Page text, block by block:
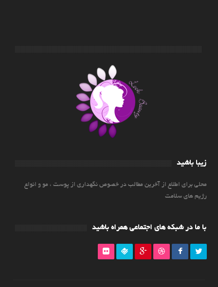
زیبا باشید
محلی برای اطلاع از آخرین مطالب در خصوص نگهداری از پوست ، مو و انواع
رژیم های سلامت
با ما در شبکه های اجتماعی همراه باشید